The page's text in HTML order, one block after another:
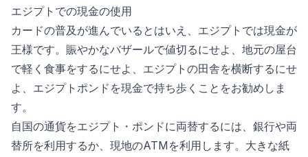
エジプトでの現金の使用
カードの普及が進んでいるとはいえ、エジプトでは現金が
王様です。賑やかなバザールで値切るにせよ、地元の屋台
で軽く食事をするにせよ、エジプトの田舎を横断するにせ
よ、エジプトポンドを現金で持ち歩くことをお勧めしま
す。
自国の通貨をエジプト・ポンドに両替するには、銀行や両
替所を利用するか、現地のATMを利用します。大きな紙